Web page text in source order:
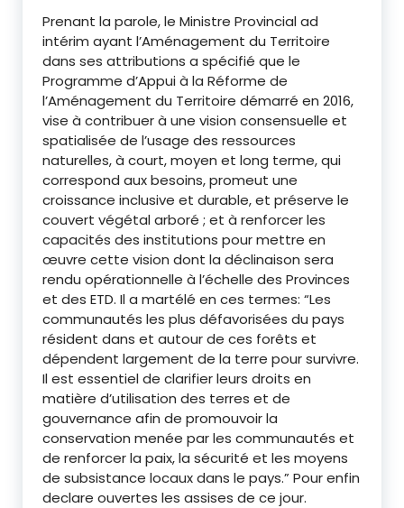
Prenant la parole, le Ministre Provincial ad
intérim ayant l’Aménagement du Territoire
dans ses attributions a spécifié que le
Programme d’Appui à la Réforme de
l’Aménagement du Territoire démarré en 2016,
vise à contribuer à une vision consensuelle et
spatialisée de l’usage des ressources
naturelles, à court, moyen et long terme, qui
correspond aux besoins, promeut une
croissance inclusive et durable, et préserve le
couvert végétal arboré ; et à renforcer les
capacités des institutions pour mettre en
œuvre cette vision dont la déclinaison sera
rendu opérationnelle à l’échelle des Provinces
et des ETD. Il a martélé en ces termes: “Les
communautés les plus défavorisées du pays
résident dans et autour de ces forêts et
dépendent largement de la terre pour survivre.
Il est essentiel de clarifier leurs droits en
matière d’utilisation des terres et de
gouvernance afin de promouvoir la
conservation menée par les communautés et
de renforcer la paix, la sécurité et les moyens
de subsistance locaux dans le pays.” Pour enfin
declare ouvertes les assises de ce jour.